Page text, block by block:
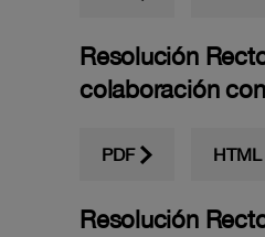
Resolución
colaboración
PDF HTML
Resolución